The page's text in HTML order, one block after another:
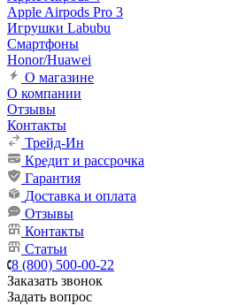
Apple Airpods Pro 3
Игрушки Labubu
Смартфоны
Honor/Huawei
О магазине
О компании
Отзывы
Контакты
Трейд-Ин
Кредит и рассрочка
Гарантия
Доставка и оплата
Отзывы
Контакты
Статьи
8 (800) 500-00-22
Заказать звонок
Задать вопрос